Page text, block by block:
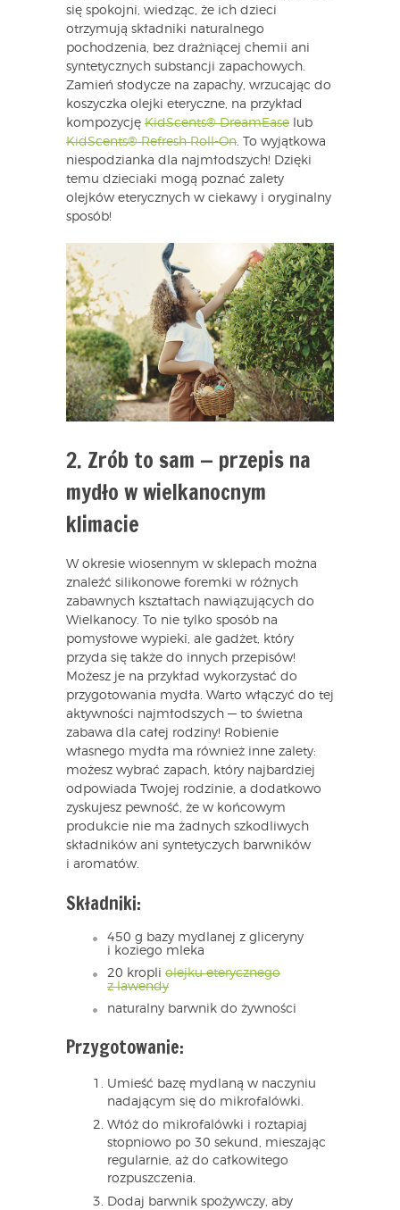
się spokojni, wiedząc, że ich dzieci
otrzymują składniki naturalnego
pochodzenia, bez drażniącej chemii ani
syntetycznych substancji zapachowych.
Zamień słodycze na zapachy, wrzucając do
koszyczka olejki eteryczne, na przykład
kompozycję KidScents® DreamEase lub
KidScents® Refresh Roll-On. To wyjątkowa
niespodzianka dla najmłodszych! Dzięki
temu dzieciaki mogą poznać zalety
olejków eterycznych w ciekawy i oryginalny
sposób!
2. Zrób to sam — przepis na
mydło w wielkanocnym
klimacie
W okresie wiosennym w sklepach można
znaleźć silikonowe foremki w różnych
zabawnych kształtach nawiązujących do
Wielkanocy. To nie tylko sposób na
pomysłowe wypieki, ale gadżet, który
przyda się także do innych przepisów!
Możesz je na przykład wykorzystać do
przygotowania mydła. Warto włączyć do tej
aktywności najmłodszych — to świetna
zabawa dla całej rodziny! Robienie
własnego mydła ma również inne zalety:
możesz wybrać zapach, który najbardziej
odpowiada Twojej rodzinie, a dodatkowo
zyskujesz pewność, że w końcowym
produkcie nie ma żadnych szkodliwych
składników ani syntetyczych barwników
i aromatów.
Składniki:
450 g bazy mydlanej z gliceryny
i koziego mleka
20 kropli olejku eterycznego
z lawendy
naturalny barwnik do żywności
Przygotowanie:
Umieść bazę mydlaną w naczyniu
nadającym się do mikrofalówki.
Włóż do mikrofalówki i roztapiaj
stopniowo po 30 sekund, mieszając
regularnie, aż do całkowitego
rozpuszczenia.
Dodaj barwnik spożywczy, aby